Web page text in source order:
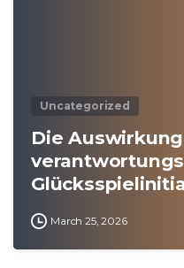
Uncategorized
Die
March 25, 2026